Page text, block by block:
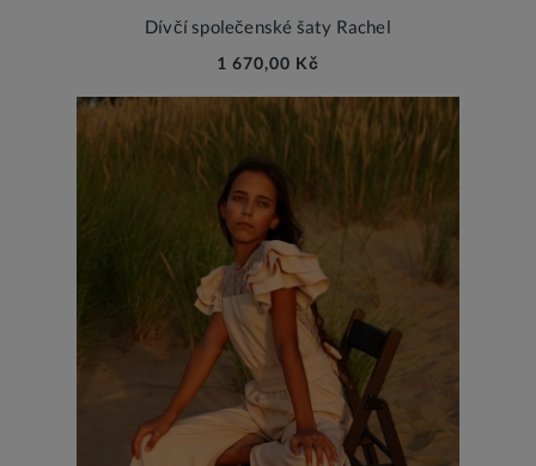
Dívčí společenské šaty Rachel
1 670,00 Kč